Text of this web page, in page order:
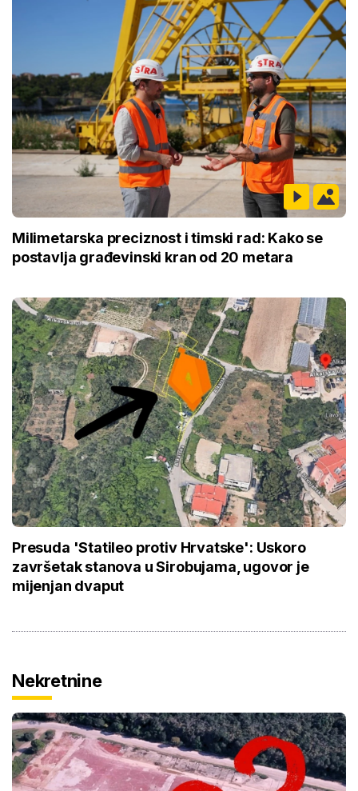
Milimetarska preciznost i timski rad: Kako se
postavlja građevinski kran od 20 metara
Presuda 'Statileo protiv Hrvatske': Uskoro
završetak stanova u Sirobujama, ugovor je
mijenjan dvaput
Nekretnine